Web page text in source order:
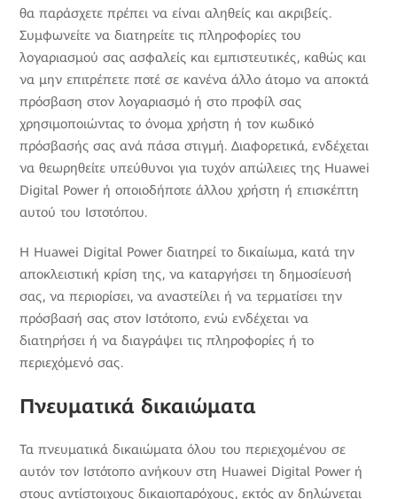
θα παράσχετε πρέπει να είναι αληθείς και ακριβείς.
Συμφωνείτε να διατηρείτε τις πληροφορίες του
λογαριασμού σας ασφαλείς και εμπιστευτικές, καθώς και
να μην επιτρέπετε ποτέ σε κανένα άλλο άτομο να αποκτά
πρόσβαση στον λογαριασμό ή στο προφίλ σας
χρησιμοποιώντας το όνομα χρήστη ή τον κωδικό
πρόσβασής σας ανά πάσα στιγμή. Διαφορετικά, ενδέχεται
να θεωρηθείτε υπεύθυνοι για τυχόν απώλειες της Huawei
Digital Power ή οποιοδήποτε άλλου χρήστη ή επισκέπτη
αυτού του Ιστοτόπου.
Η Huawei Digital Power διατηρεί το δικαίωμα, κατά την
αποκλειστική κρίση της, να καταργήσει τη δημοσίευσή
σας, να περιορίσει, να αναστείλει ή να τερματίσει την
πρόσβασή σας στον Ιστότοπο, ενώ ενδέχεται να
διατηρήσει ή να διαγράψει τις πληροφορίες ή το
περιεχόμενό σας.
Πνευματικά δικαιώματα
Τα πνευματικά δικαιώματα όλου του περιεχομένου σε
αυτόν τον Ιστότοπο ανήκουν στη Huawei Digital Power ή
στους αντίστοιχους δικαιοπαρόχους, εκτός αν δηλώνεται